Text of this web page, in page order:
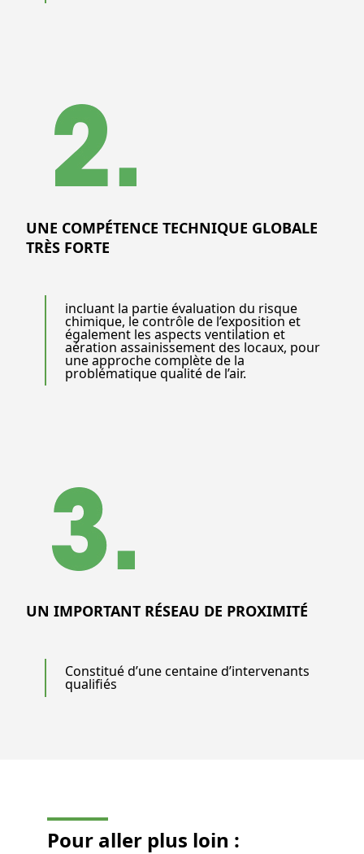
UNE COMPÉTENCE TECHNIQUE GLOBALE
TRÈS FORTE
incluant la partie évaluation du risque
chimique, le contrôle de l’exposition et
également les aspects ventilation et
aération assainissement des locaux, pour
une approche complète de la
problématique qualité de l’air.
UN IMPORTANT RÉSEAU DE PROXIMITÉ
Constitué d’une centaine d’intervenants
qualifiés
Pour aller plus loin :